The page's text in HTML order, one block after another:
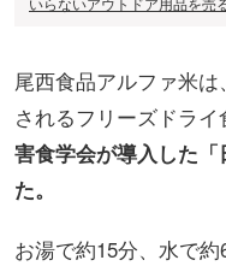
尾西食品アルファ米
されるフリーズドライ
害食学会が導入した
た。
お湯で約15分、水で